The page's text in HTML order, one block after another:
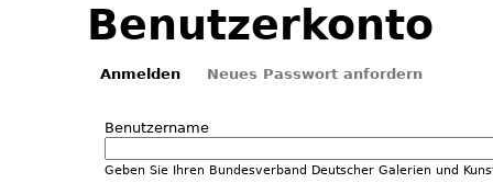
Benutzerkonto
Anmelden
Neues Passwort anfordern
Benutzername
Geben Sie Ihren Bundesverband Deutscher Galerien und